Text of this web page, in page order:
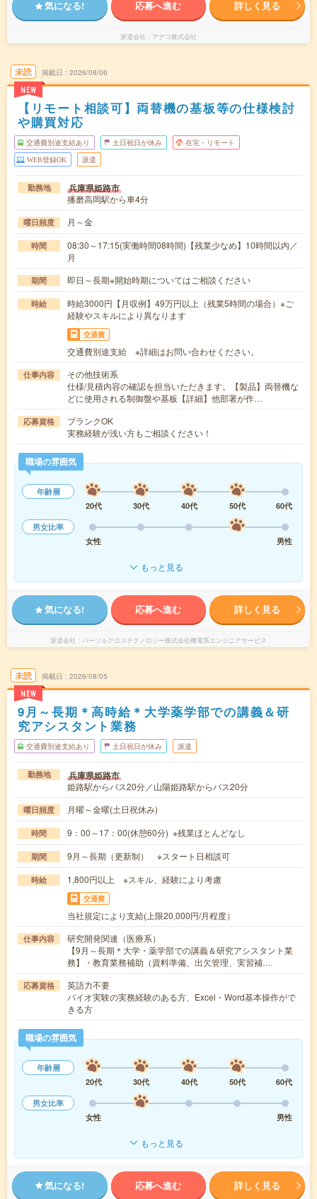
気になる! 応募へ進む 詳しく見る
派遣会社 アデコ株式会社
未読
NEW
掲載日 2026/08/06
【リモート相談可】両替機の基板等の仕様検討
や購買対応
交通費別途支給あり 土日祝日が休み 在宅・リモート
WEB登録OK 派遣
勤務地 兵庫県姫路市
播磨高岡駅から車4分
曜日頻度 月～金
時間
08:30～17:15(実働時間08時間)【残業少なめ】10時間以内／
月
期間 即日～長期※開始時期についてはご相談ください
時給
時給3000円【月収例】49万円以上（残業5時間の場合）※ご
経験やスキルにより異なります
交通費
交通費別途支給 ※詳細はお問い合わせください。
仕事内容
その他技術系
仕様/見積内容の確認を担当いただきます。【製品】両替機な
どに使用される制御盤や基板【詳細】他部署が作…
応募資格
ブランクOK
実務経験が浅い方もご相談ください！
職場の雰囲気
年齢層
20代
30代 40代 50代
60代
男女比率
女性
男性
もっと見る
気になる! 応募へ進む 詳しく見る
派遣会社 パーソルクロステクノロジー株式会社機電系エンジニアサービス
未読
NEW
掲載日 2026/08/05
9月～長期＊高時給＊大学薬学部での講義＆研
究アシスタント業務
交通費別途支給あり 土日祝日が休み 派遣
勤務地 兵庫県姫路市
姫路駅からバス20分／山陽姫路駅からバス20分
曜日頻度 月曜～金曜(土日祝休み)
時間 9：00～17：00(休憩60分) ※残業ほとんどなし
期間 9月～長期（更新制） ※スタート日相談可
時給 1,800円以上 ※スキル、経験により考慮
交通費
当社規定により支給(上限20,000円/月程度）
仕事内容
研究開発関連（医療系）
【9月～長期＊大学・薬学部での講義＆研究アシスタント業
務】・教育業務補助（資料準備、出欠管理、実習補…
応募資格
英語力不要
バイオ実験の実務経験のある方、Excel・Word基本操作がで
きる方
職場の雰囲気
年齢層
20代
30代 40代 50代
60代
男女比率
女性
男性
もっと見る
気になる! 応募へ進む 詳しく見る